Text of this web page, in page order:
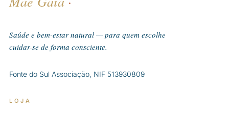
Saúde e bem-estar natural — para quem escolhe
cuidar-se de forma consciente.
Fonte do Sul Associação, NIF 513930809
LOJA